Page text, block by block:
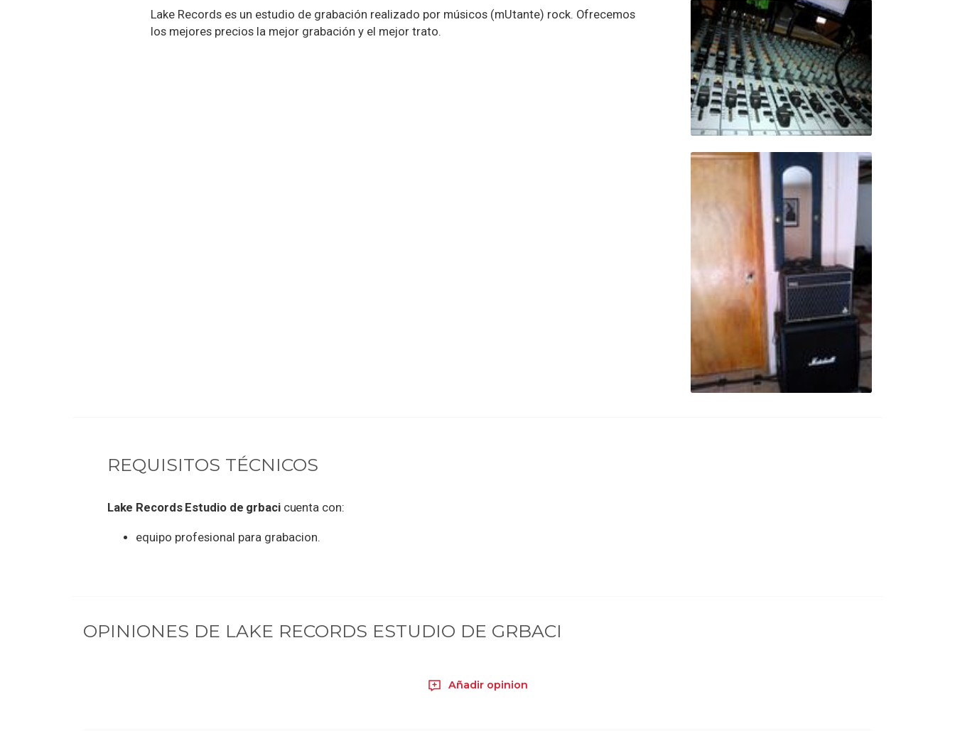
Lake Records es un estudio de grabación realizado por músicos (mUtante) rock. Ofrecemos
los mejores precios la mejor grabación y el mejor trato.
REQUISITOS TÉCNICOS
Lake Records Estudio de grbacicuenta con:
equipo profesional para grabacion.
OPINIONES DE LAKE RECORDS ESTUDIO DE GRBACI
Añadir opinion